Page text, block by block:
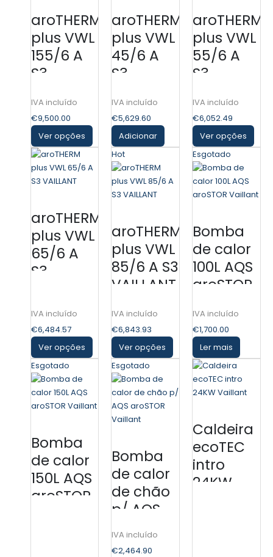
aroTHERM
plus VWL
155/6 A
S3
(TRIFÁSICA)
€9,500.00
Ver opções
aroTHERM
plus VWL
45/6 A
S3
€5,629.60
Adicionar
aroTHERM
plus VWL
55/6 A
S3
€6,052.49
Ver opções
aroTHERM
plus VWL
65/6 A
S3
€6,484.57
Ver opções
Hot
aroTHERM
plus VWL
85/6 A S3
VAILLANT
€6,843.93
Ver opções
Esgotado
Bomba
de calor
100L AQS
aroSTOR
€1,700.00
Ler mais
Esgotado
Bomba
de calor
150L AQS
aroSTOR
Esgotado
Bomba
de calor
de chão
p/ AQS
aroSTOR
Vaillant
€2,464.90
Caldeira
ecoTEC
intro
24KW